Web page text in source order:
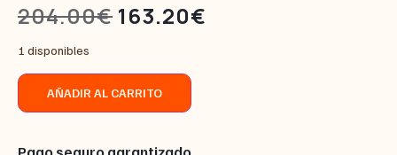
204.00€ 163.20€
1 disponibles
AÑADIR AL CARRITO